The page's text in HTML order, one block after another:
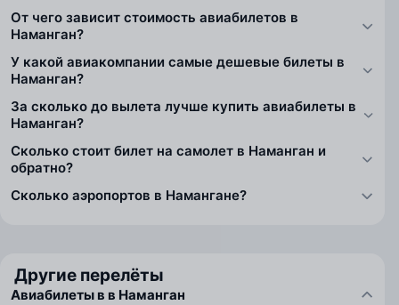
От чего зависит стоимость авиабилетов в
Наманган?
У какой авиакомпании самые дешевые билеты в
Наманган?
За сколько до вылета лучше купить авиабилеты в
Наманган?
Сколько стоит билет на самолет в Наманган и
обратно?
Сколько аэропортов в Намангане?
Другие перелёты
Авиабилеты в в Наманган